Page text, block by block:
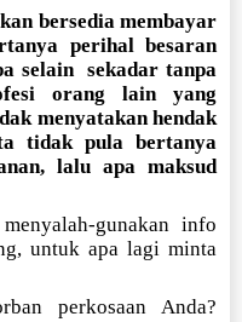
bersedia membayar
perihal besaran
selain sekadar tanpa
orang lain yang
menyatakan hendak
tidak pula bertanya
lalu apa maksud
gunakan info
untuk apa lagi minta
perkosaan Anda?